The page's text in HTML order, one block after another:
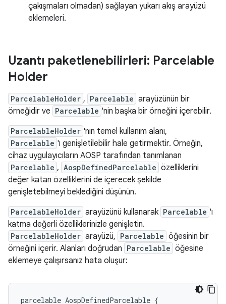
çakışmaları olmadan) sağlayan yukarı akış arayüzü
eklemeleri.
Uzantı paketlenebilirleri: Parcelable
Holder
ParcelableHolder , Parcelable arayüzünün bir
örneğidir ve Parcelable 'nin başka bir örneğini içerebilir.
ParcelableHolder 'nın temel kullanım alanı,
Parcelable 'ı genişletilebilir hale getirmektir. Örneğin,
cihaz uygulayıcıların AOSP tarafından tanımlanan
Parcelable , AospDefinedParcelable özelliklerini
değer katan özelliklerini de içerecek şekilde
genişletebilmeyi beklediğini düşünün.
ParcelableHolder arayüzünü kullanarak Parcelable 'ı
katma değerli özelliklerinizle genişletin.
ParcelableHolder arayüzü, Parcelable öğesinin bir
örneğini içerir. Alanları doğrudan Parcelable öğesine
eklemeye çalışırsanız hata oluşur:
parcelable AospDefinedParcelable {